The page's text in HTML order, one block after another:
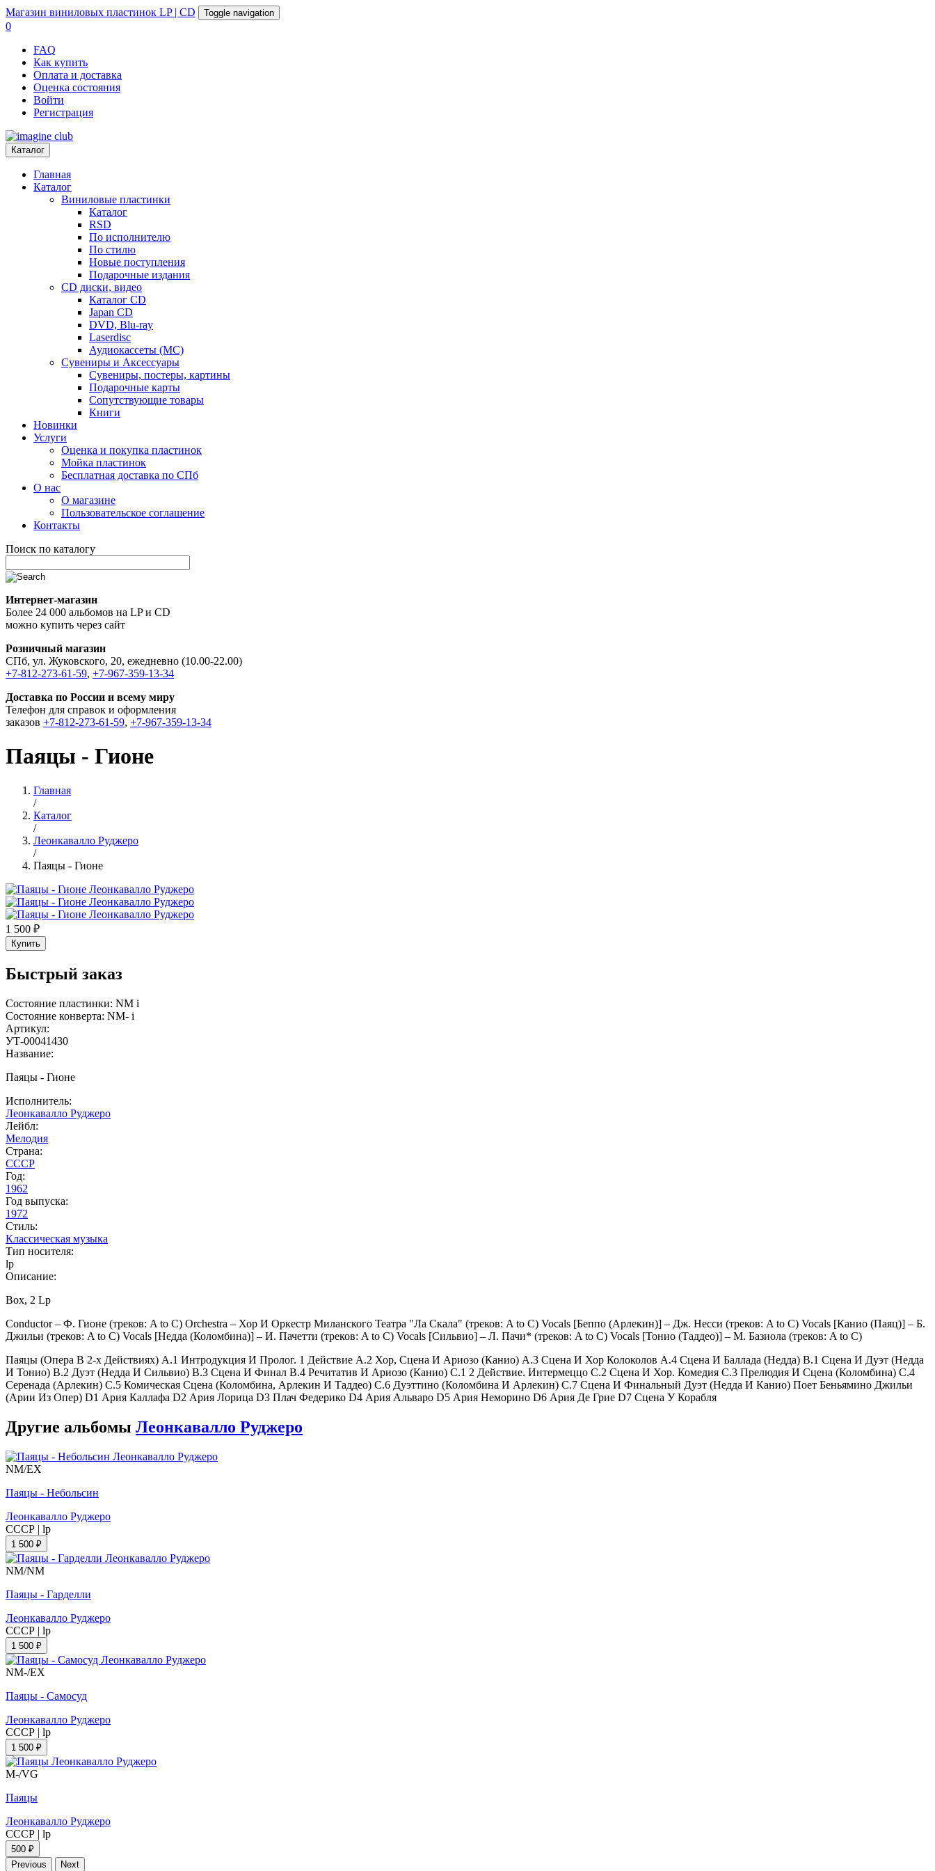
Магазин виниловых пластинок LP | CD Toggle navigation
0
FAQ
Как купить
Оплата и доставка
Оценка состояния
Войти
Регистрация
Каталог
Главная
Каталог
Виниловые пластинки
Каталог
RSD
По исполнителю
По стилю
Новые поступления
Подарочные издания
CD диски, видео
Каталог CD
Japan CD
DVD, Blu-ray
Laserdisc
Аудиокассеты (MC)
Сувениры и Аксессуары
Сувениры, постеры, картины
Подарочные карты
Сопутствующие товары
Книги
Новинки
Услуги
Оценка и покупка пластинок
Мойка пластинок
Бесплатная доставка по СПб
О нас
О магазине
Пользовательское соглашение
Контакты
Поиск по каталогу
Интернет-магазин
Более 24 000 альбомов на LP и CD
можно купить через сайт
Розничный магазин
СПб, ул. Жуковского, 20, ежедневно (10.00-22.00)
+7-812-273-61-59, +7-967-359-13-34
Доставка по России и всему миру
Телефон для справок и оформления
заказов +7-812-273-61-59, +7-967-359-13-34
Паяцы - Гионе
Главная
/
Каталог
/
Леонкавалло Руджеро
/
Паяцы - Гионе
1 500 ₽
Купить
Быстрый заказ
Состояние пластинки: NM i
Состояние конверта: NM- i
Артикул:
УТ-00041430
Название:
Паяцы - Гионе
Исполнитель:
Леонкавалло Руджеро
Лейбл:
Мелодия
Страна:
СССР
Год:
1962
Год выпуска:
1972
Стиль:
Классическая музыка
Тип носителя:
lp
Описание:
Box, 2 Lp
Conductor – Ф. Гионе (треков: A to C) Orchestra – Хор И Оркестр Миланского Театра "Ла Скала" (треков: A to C) Vocals [Беппо (Арлекин)] – Дж. Несси (треков: A to C) Vocals [Канио (Паяц)] – Б.
Джильи (треков: A to C) Vocals [Недда (Коломбина)] – И. Пачетти (треков: A to C) Vocals [Сильвио] – Л. Пачи* (треков: A to C) Vocals [Тонио (Таддео)] – М. Базиола (треков: A to C)
Паяцы (Опера В 2-х Действиях) A.1 Интродукция И Пролог. 1 Действие A.2 Хор, Сцена И Ариозо (Канио) A.3 Сцена И Хор Колоколов A.4 Сцена И Баллада (Недда) B.1 Сцена И Дуэт (Недда
И Тонио) B.2 Дуэт (Недда И Сильвио) B.3 Сцена И Финал B.4 Речитатив И Ариозо (Канио) C.1 2 Действие. Интермеццо C.2 Сцена И Хор. Комедия C.3 Прелюдия И Сцена (Коломбина) C.4
Серенада (Арлекин) C.5 Комическая Сцена (Коломбина, Арлекин И Таддео) C.6 Дуэттино (Коломбина И Арлекин) C.7 Сцена И Финальный Дуэт (Недда И Канио) Поет Беньямино Джильи
(Арии Из Опер) D1 Ария Каллафа D2 Ария Лорица D3 Плач Федерико D4 Ария Альваро D5 Ария Неморино D6 Ария Де Грие D7 Сцена У Корабля
Другие альбомы Леонкавалло Руджеро
NM/EX
Паяцы - Небольсин
Леонкавалло Руджеро
СССР | lp
1 500 ₽
NM/NM
Паяцы - Гарделли
Леонкавалло Руджеро
СССР | lp
1 500 ₽
NM-/EX
Паяцы - Самосуд
Леонкавалло Руджеро
СССР | lp
1 500 ₽
M-/VG
Паяцы
Леонкавалло Руджеро
СССР | lp
500 ₽
Previous
Next